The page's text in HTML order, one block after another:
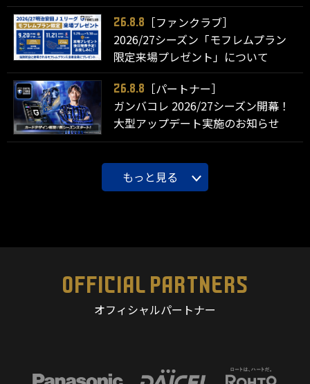
26.8.8
［ファンクラブ］
2026/27シーズン「モフレムプラン
限定来場プレゼント」について
26.8.8
［パートナー］
ガンバコレ 2026/27シーズン開幕！
大型アップデート実施のお知らせ
もっと見る
OFFICIAL PARTNERS
オフィシャルパートナー